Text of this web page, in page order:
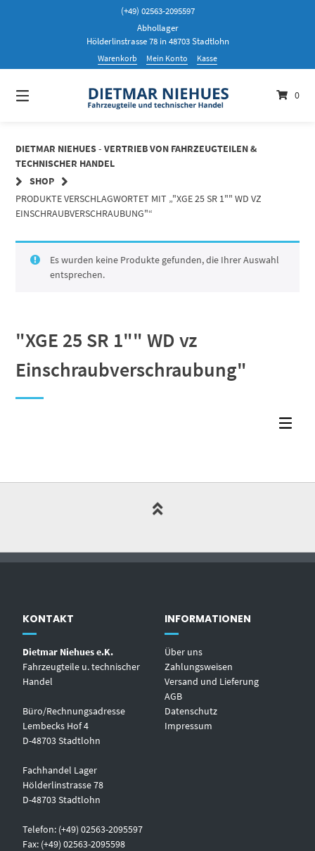
(+49) 02563-2095597
Abhollager
Hölderlinstrasse 78 in 48703 Stadtlohn
Warenkorb Mein Konto Kasse
0
DIETMAR NIEHUES - VERTRIEB VON FAHRZEUGTEILEN &
TECHNISCHER HANDEL
SHOP
PRODUKTE VERSCHLAGWORTET MIT „"XGE 25 SR 1"" WD VZ
EINSCHRAUBVERSCHRAUBUNG"“
"XGE 25 SR 1"" WD vz
Einschraubverschraubung"
Es wurden keine Produkte gefunden, die Ihrer Auswahl
entsprechen.
KONTAKT
Dietmar Niehues e.K.
Fahrzeugteile u. technischer
Handel
Büro/Rechnungsadresse
Lembecks Hof 4
D-48703 Stadtlohn
Fachhandel Lager
Hölderlinstrasse 78
D-48703 Stadtlohn
Telefon: (+49) 02563-2095597
Fax: (+49) 02563-2095598
INFORMATIONEN
Über uns
Zahlungsweisen
Versand und Lieferung
AGB
Datenschutz
Impressum